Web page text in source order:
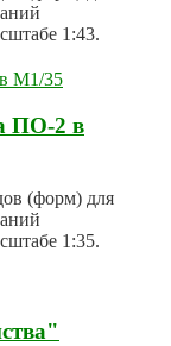
1:43.
ПО-2 в
(форм) для
1:35.